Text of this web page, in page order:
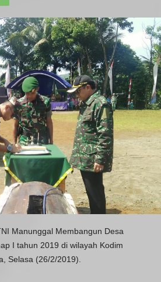
Manunggal Membangun Desa
I tahun 2019 di wilayah Kodim
Selasa (26/2/2019).